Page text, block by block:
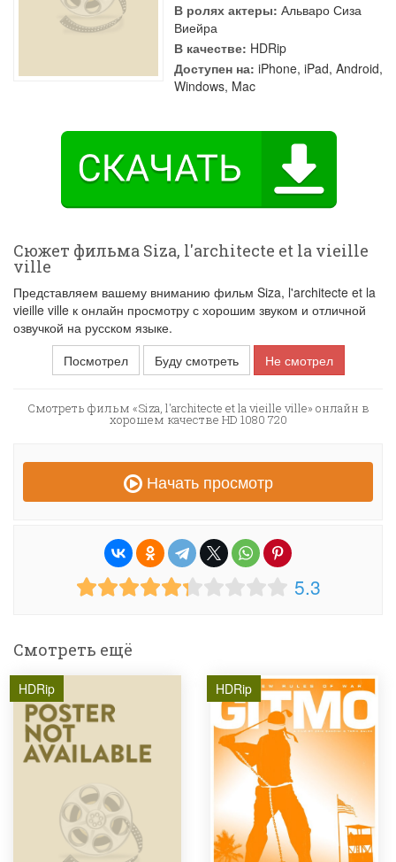
В ролях актеры: Альваро Сиза
Виейра
В качестве: HDRip
Доступен на: iPhone, iPad, Android,
Windows, Mac
Сюжет фильма Siza, l'architecte et la vieille
ville
Представляем вашему вниманию фильм Siza, l'architecte et la
vieille ville к онлайн просмотру с хорошим звуком и отличной
озвучкой на русском языке.
Посмотрел
Буду смотреть Не смотрел
Смотреть фильм «Siza, l'architecte et la vieille ville» онлайн в
хорошем качестве HD 1080 720
Начать просмотр
5.3
Смотреть ещё
HDRip HDRip